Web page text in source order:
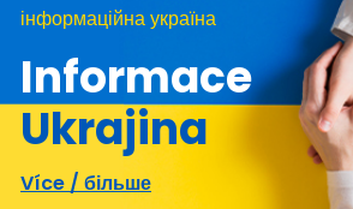
інформаційна україна
Informace
Ukrajina
Více / більше